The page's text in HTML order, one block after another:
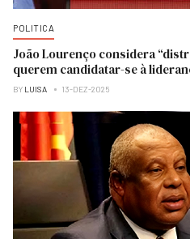
POLITICA
João Lourenço considera
querem candidatar-se à
BY LUISA 13-DEZ-2025